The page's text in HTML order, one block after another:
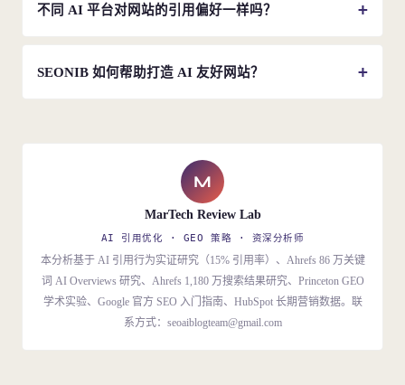
按段落级相关性评估，不按域名权重。一篇数据充实的新站
不同 AI 平台对网站的引用偏好一样吗？
差异很大。ChatGPT 偏好权威内容（30 域名占 67% 引
用），Google AI Mode 偏爱 YouTube（29.5%），Perplexity
SEONIB 如何帮助打造 AI 友好网站？
M
MarTech Review Lab
AI 引用优化 · GEO 策略 · 资深分析师
本分析基于 AI 引用行为实证研究（15% 引用率）、Ahrefs 86 万关键
词 AI Overviews 研究、Ahrefs 1,180 万搜索结果研究、Princeton GEO
学术实验、Google 官方 SEO 入门指南、HubSpot 长期营销数据。联
系方式： seoaiblogteam@gmail.com